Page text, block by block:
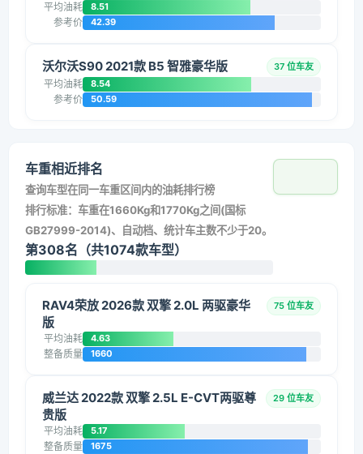
平均油耗 8.51
参考价 42.39
沃尔沃S90 2021款 B5 智雅豪华版 37 位车友
平均油耗 8.54
参考价 50.59
车重相近排名
查询车型在同一车重区间内的油耗排行榜
排行标准：车重在1660Kg和1770Kg之间(国标
GB27999-2014)、自动档、统计车主数不少于20。
第308名（共1074款车型）
RAV4荣放 2026款 双擎 2.0L 两驱豪华
版
75 位车友
平均油耗 4.63
整备质量 1660
威兰达 2022款 双擎 2.5L E-CVT两驱尊
贵版
29 位车友
平均油耗 5.17
整备质量 1675